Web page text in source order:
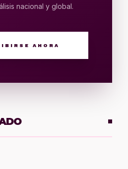
nacional y global.
AHORA